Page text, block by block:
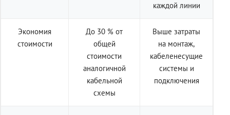
каждой линии
Экономия
стоимости
До 30 % от
общей
стоимости
аналогичной
кабельной
схемы
Выше затраты
на монтаж,
кабеленесущие
системы и
подключения